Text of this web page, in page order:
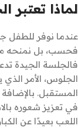
لماذا تعتبر
عندما نوفر للطفل
فحسب، بل نمنحه
فالجلسة الجيدة
الجلوس، الأمر
المستقبل.
في تعزيز شعوره
اللعب بعيدًا عن